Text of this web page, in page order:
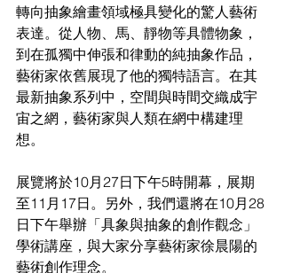
轉向抽象繪畫領域極具變化的驚人藝術
表達。從人物、馬、靜物等具體物象，
到在孤獨中伸張和律動的純抽象作品，
藝術家依舊展現了他的獨特語言。在其
最新抽象系列中，空間與時間交織成宇
宙之網，藝術家與人類在網中構建理
想。
展覽將於10月27日下午5時開幕，展期
至11月17日。另外，我們還將在10月28
日下午舉辦「具象與抽象的創作觀念」
學術講座，與大家分享藝術家徐晨陽的
藝術創作理念。